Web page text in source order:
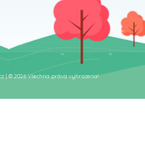
| © 2026 Všechna práva vyhrazena!